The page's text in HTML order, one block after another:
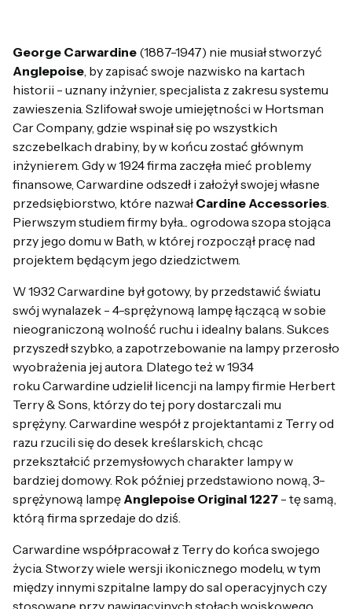
George Carwardine (1887-1947) nie musiał stworzyć
Anglepoise , by zapisać swoje nazwisko na kartach
historii - uznany inżynier, specjalista z zakresu systemu
zawieszenia. Szlifował swoje umiejętności w Hortsman
Car Company, gdzie wspinał się po wszystkich
szczebelkach drabiny, by w końcu zostać głównym
inżynierem. Gdy w 1924 firma zaczęła mieć problemy
finansowe, Carwardine odszedł i założył swojej własne
przedsiębiorstwo, które nazwałCardine Accessories
Pierwszym studiem firmy była... ogrodowa szopa stojąca
przy jego domu w Bath, w której rozpoczął pracę nad
projektem będącym jego dziedzictwem.
W 1932 Carwardine był gotowy, by przedstawić światu
swój wynalazek - 4-sprężynową lampę łączącą w sobie
nieograniczoną wolność ruchu i idealny balans. Sukces
przyszedł szybko, a zapotrzebowanie na lampy przerosło
wyobrażenia jej autora. Dlatego też w 1934
roku Carwardine udzielił licencji na lampy firmie Herbert
Terry & Sons, którzy do tej pory dostarczali mu
sprężyny. Carwardine wespół z projektantami z Terry od
razu rzucili się do desek kreślarskich, chcąc
przekształcić przemysłowych charakter lampy w
bardziej domowy. Rok później przedstawiono nową, 3-
sprężynową lampę Anglepoise Original 1227 - tę samą,
którą firma sprzedaje do dziś.
Carwardine współpracował z Terry do końca swojego
życia. Stworzy wiele wersji ikonicznego modelu, w tym
między innymi szpitalne lampy do sal operacyjnych czy
stosowane przy nawigacyjnych stołach wojskowego